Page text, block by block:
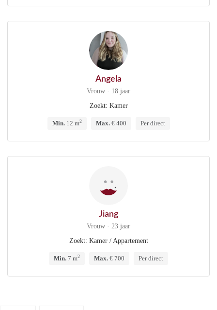
Angela
Vrouw · 18 jaar
Zoekt: Kamer
Min.12 m2 Max.€ 400 Per direct
Jiang
Vrouw · 23 jaar
Zoekt: Kamer / Appartement
Min. 7 m2 Max. € 700 Per direct